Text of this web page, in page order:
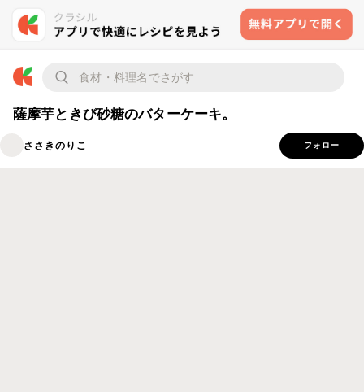
薩摩芋ときび砂糖のバターケーキ。
ささきのりこ フォロー